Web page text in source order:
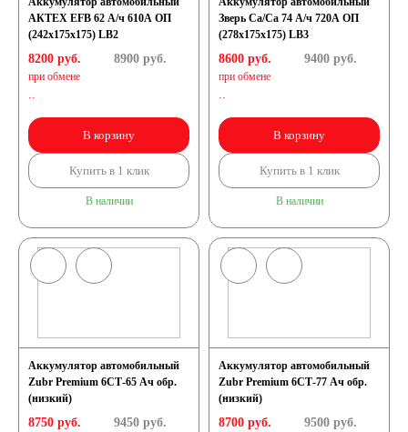
АКТЕХ EFB 62 А/ч 610А ОП
(242x175x175) LB2
8200 руб.
при обмене
..
8900руб.
В корзину
Купить в 1 клик
В наличии
Зверь Са/Са 74 А/ч 720А ОП
(278x175x175) LB3
8600 руб.
при обмене
..
9400руб.
В корзину
Купить в 1 клик
В наличии
Аккумулятор автомобильный
Zubr Premium 6СТ-65 Ач обр.
(низкий)
8750 руб. 9450руб.
Аккумулятор автомобильный
Zubr Premium 6СТ-77 Ач обр.
(низкий)
8700 руб. 9500руб.